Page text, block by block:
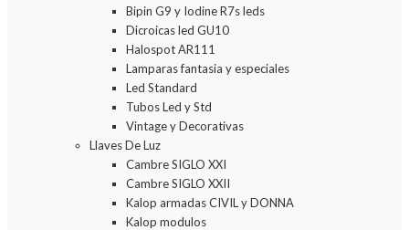
Bipin G9 y Iodine R7s leds
Dicroicas led GU10
Halospot AR111
Lamparas fantasia y especiales
Led Standard
Tubos Led y Std
Vintage y Decorativas
Llaves De Luz
Cambre SIGLO XXI
Cambre SIGLO XXII
Kalop armadas CIVIL y DONNA
Kalop modulos